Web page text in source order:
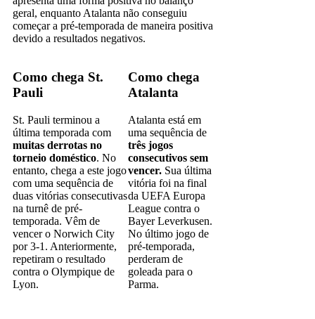
geral, enquanto Atalanta não conseguiu
começar a pré-temporada de maneira positiva
devido a resultados negativos.
Como chega St.
Pauli
St. Pauli terminou a
última temporada com
muitas derrotas no
torneio doméstico. No
entanto, chega a este jogo
com uma sequência de
duas vitórias consecutivas
na turnê de pré-
temporada. Vêm de
vencer o Norwich City
por 3-1. Anteriormente,
repetiram o resultado
contra o Olympique de
Lyon.
Como chega
Atalanta
Atalanta está em
uma sequência de
três jogos
consecutivos sem
vencer. Sua última
vitória foi na final
da UEFA Europa
League contra o
Bayer Leverkusen.
No último jogo de
pré-temporada,
perderam de
goleada para o
Parma.